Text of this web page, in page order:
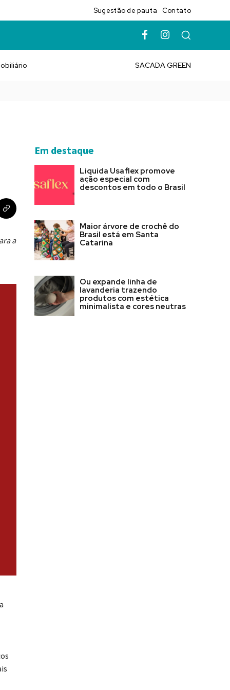
Sugestão de pauta Contato
SACADA GREEN
a
Em destaque
Liquida Usaflex promove
ação especial com
descontos em todo o Brasil
Maior árvore de crochê do
Brasil está em Santa
Catarina
Ou expande linha de
lavanderia trazendo
produtos com estética
minimalista e cores neutras